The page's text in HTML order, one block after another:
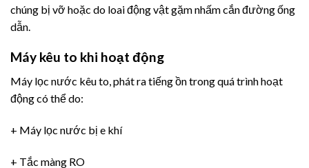
chúng bị vỡ hoặc do loai động vật gặm nhấm cắn đường ống
dẫn.
Máy kêu to khi hoạt động
Máy lọc nước kêu to, phát ra tiếng ồn trong quá trình hoạt
động có thể do:
+ Máy lọc nước bị e khí
+ Tắc màng RO